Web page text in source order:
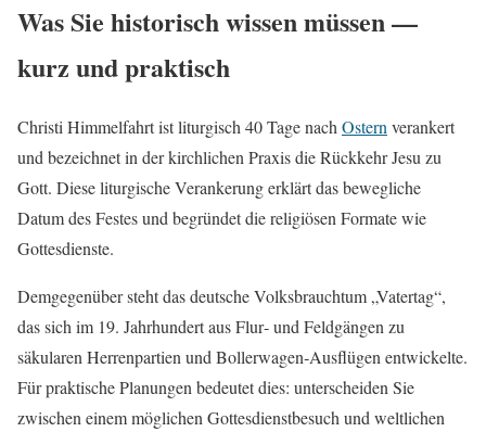
Was Sie historisch wissen müssen —
kurz und praktisch
Christi Himmelfahrt ist liturgisch 40 Tage nach Ostern verankert
und bezeichnet in der kirchlichen Praxis die Rückkehr Jesu zu
Gott. Diese liturgische Verankerung erklärt das bewegliche
Datum des Festes und begründet die religiösen Formate wie
Gottesdienste.
Demgegenüber steht das deutsche Volksbrauchtum „Vatertag“,
das sich im 19. Jahrhundert aus Flur‑ und Feldgängen zu
säkularen Herrenpartien und Bollerwagen‑Ausflügen entwickelte.
Für praktische Planungen bedeutet dies: unterscheiden Sie
zwischen einem möglichen Gottesdienstbesuch und weltlichen